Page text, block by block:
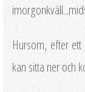
Hursom, efter
kan sitta ner och